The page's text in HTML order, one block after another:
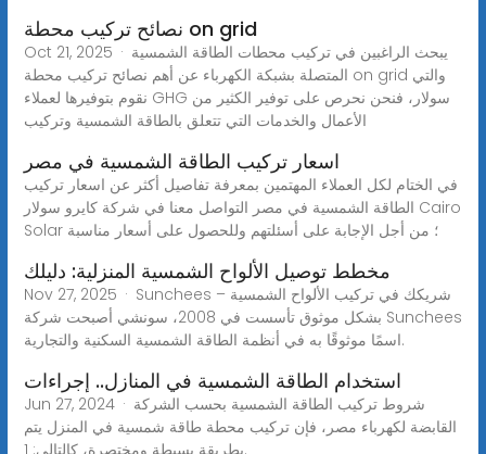
نصائح تركيب محطة on grid
Oct 21, 2025 · يبحث الراغبين في تركيب محطات الطاقة الشمسية
المتصلة بشبكة الكهرباء عن أهم نصائح تركيب محطة on grid والتي
نقوم بتوفيرها لعملاء GHG سولار، فنحن نحرص على توفير الكثير من
الأعمال والخدمات التي تتعلق بالطاقة الشمسية وتركيب
اسعار تركيب الطاقة الشمسية في مصر
في الختام لكل العملاء المهتمين بمعرفة تفاصيل أكثر عن اسعار تركيب
الطاقة الشمسية في مصر التواصل معنا في شركة كايرو سولار Cairo
Solar ؛ من أجل الإجابة على أسئلتهم وللحصول على أسعار مناسبة
مخطط توصيل الألواح الشمسية المنزلية: دليلك
Nov 27, 2025 · Sunchees – شريكك في تركيب الألواح الشمسية
بشكل موثوق تأسست في 2008، سونشي أصبحت شركة Sunchees
اسمًا موثوقًا به في أنظمة الطاقة الشمسية السكنية والتجارية.
استخدام الطاقة الشمسية في المنازل.. إجراءات
Jun 27, 2024 · شروط تركيب الطاقة الشمسية بحسب الشركة
القابضة لكهرباء مصر، فإن تركيب محطة طاقة شمسية في المنزل يتم
بطريقة بسيطة ومختصرة، كالتالي: 1.